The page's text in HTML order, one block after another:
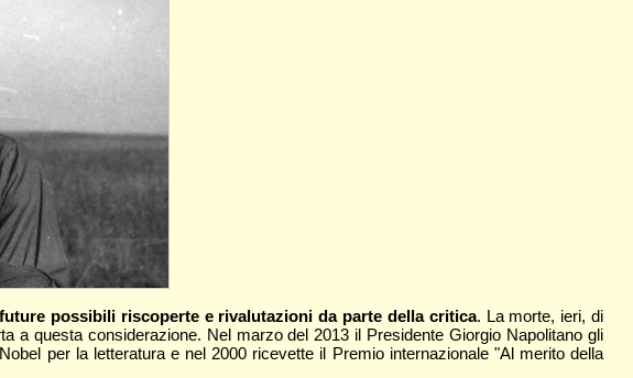
possibili riscoperte e rivalutazioni da parte della critica. La morte, ieri, di
a questa considerazione. Nel marzo del 2013 il Presidente Giorgio Napolitano gli
per la letteratura e nel 2000 ricevette il Premio internazionale "Al merito della